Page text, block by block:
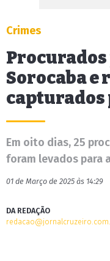
Crimes
Procurados
Sorocaba e
capturados
Em oito dias, 25
foram levados para
01 de Março de 2025 às 14:29
DA REDAÇÃO